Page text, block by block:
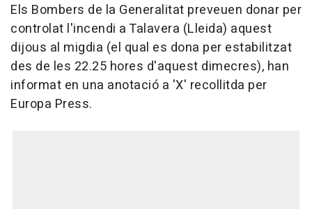
Els Bombers de la Generalitat preveuen donar per
controlat l'incendi a Talavera (Lleida) aquest
dijous al migdia (el qual es dona per estabilitzat
des de les 22.25 hores d'aquest dimecres), han
informat en una anotació a 'X' recollitda per
Europa Press.